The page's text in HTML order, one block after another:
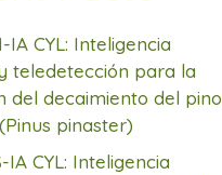
IA CYL: Inteligencia
teledetección para la
del decaimiento del pino
pinaster)
IA CYL: Inteligencia